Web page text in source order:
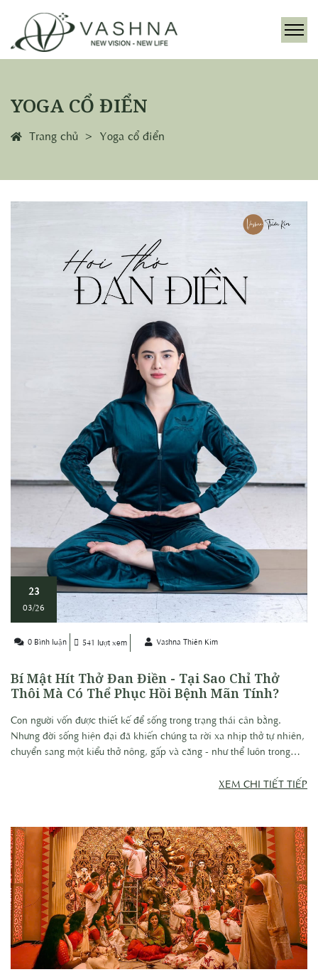
YOGA CỔ ĐIỂN
Trang chủ Yoga cổ điển
23
03/26
0 Bình luận 541 lượt xem Vashna Thiên Kim
Bí Mật Hít Thở Đan Điền - Tại Sao Chỉ Thở
Thôi Mà Có Thể Phục Hồi Bệnh Mãn Tính?
Con người vốn được thiết kế để sống trong trạng thái cân bằng.
Nhưng đời sống hiện đại đã khiến chúng ta rời xa nhịp thở tự nhiên,
chuyển sang một kiểu thở nông, gấp và căng - như thể luôn trong
XEM CHI TIẾT TIẾP